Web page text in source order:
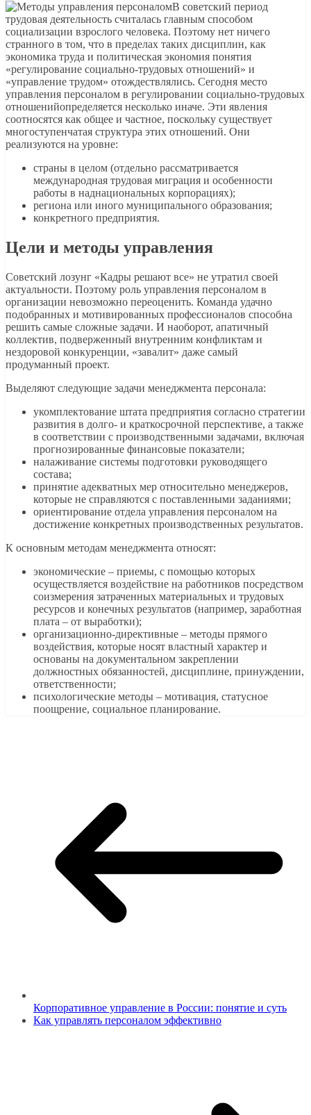
В советский период
трудовая деятельность считалась главным способом
социализации взрослого человека. Поэтому нет ничего
странного в том, что в пределах таких дисциплин, как
экономика труда и политическая экономия понятия
«регулирование социально-трудовых отношений» и
«управление трудом» отождествлялись. Сегодня место
управления персоналом в регулировании социально-трудовых
отношенийопределяется несколько иначе. Эти явления
соотносятся как общее и частное, поскольку существует
многоступенчатая структура этих отношений. Они
реализуются на уровне:
страны в целом (отдельно рассматривается
международная трудовая миграция и особенности
работы в наднациональных корпорациях);
региона или иного муниципального образования;
конкретного предприятия.
Цели и методы управления
Советский лозунг «Кадры решают все» не утратил своей
актуальности. Поэтому роль управления персоналом в
организации невозможно переоценить. Команда удачно
подобранных и мотивированных профессионалов способна
решить самые сложные задачи. И наоборот, апатичный
коллектив, подверженный внутренним конфликтам и
нездоровой конкуренции, «завалит» даже самый
продуманный проект.
Выделяют следующие задачи менеджмента персонала:
укомплектование штата предприятия согласно стратегии
развития в долго- и краткосрочной перспективе, а также
в соответствии с производственными задачами, включая
прогнозированные финансовые показатели;
налаживание системы подготовки руководящего
состава;
принятие адекватных мер относительно менеджеров,
которые не справляются с поставленными заданиями;
ориентирование отдела управления персоналом на
достижение конкретных производственных результатов.
К основным методам менеджмента относят:
экономические – приемы, с помощью которых
осуществляется воздействие на работников посредством
соизмерения затраченных материальных и трудовых
ресурсов и конечных результатов (например, заработная
плата – от выработки);
организационно-директивные – методы прямого
воздействия, которые носят властный характер и
основаны на документальном закреплении
должностных обязанностей, дисциплине, принуждении,
ответственности;
психологические методы – мотивация, статусное
поощрение, социальное планирование.
Корпоративное управление в России: понятие и суть
Как управлять персоналом эффективно